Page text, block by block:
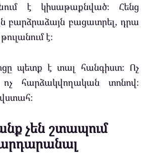
է կիսաթաքնված։ Հենց
բարձրաձայն բացատրել, դրա
է։
պետք է տալ հանգիստ։ Ոչ
հարձակվողական տոնով։
չեն շտապում